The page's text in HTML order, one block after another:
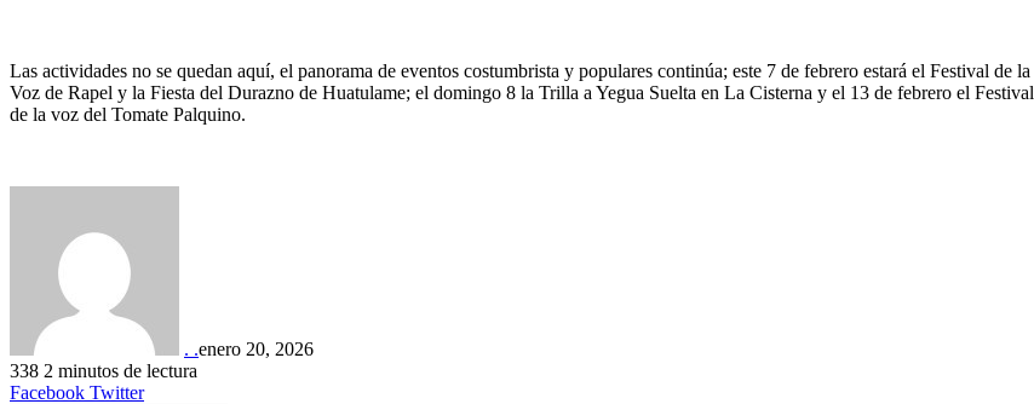
Las actividades no se quedan aquí, el panorama de eventos costumbrista y populares continúa; este 7 de febrero estará el Festival de la
Voz de Rapel y la Fiesta del Durazno de Huatulame; el domingo 8 la Trilla a Yegua Suelta en La Cisterna y el 13 de febrero el Festival
de la voz del Tomate Palquino.
. .enero 20, 2026
338 2 minutos de lectura
Facebook TwitterLinkedIn
Tumblr
Pinterest
Reddit
VKontakte
Compartir
Imprimir